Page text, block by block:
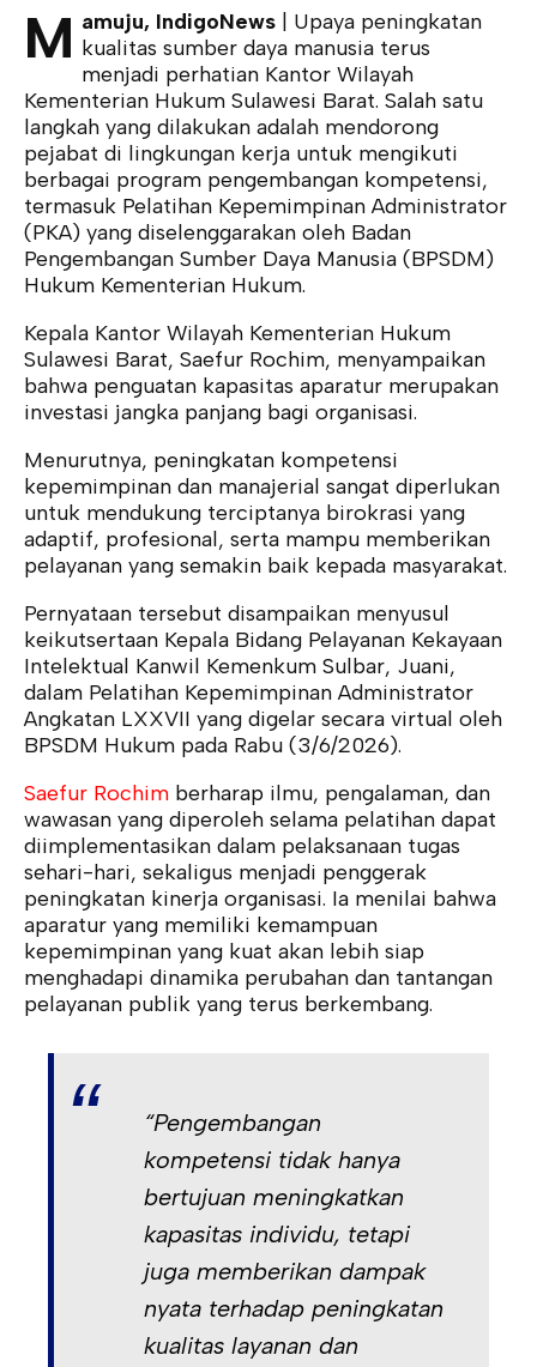
M amuju, IndigoNews | Upaya peningkatan
kualitas sumber daya manusia terus
menjadi perhatian Kantor Wilayah
Kementerian Hukum Sulawesi Barat. Salah satu
langkah yang dilakukan adalah mendorong
pejabat di lingkungan kerja untuk mengikuti
berbagai program pengembangan kompetensi,
termasuk Pelatihan Kepemimpinan Administrator
(PKA) yang diselenggarakan oleh Badan
Pengembangan Sumber Daya Manusia (BPSDM)
Hukum Kementerian Hukum.
Kepala Kantor Wilayah Kementerian Hukum
Sulawesi Barat, Saefur Rochim, menyampaikan
bahwa penguatan kapasitas aparatur merupakan
investasi jangka panjang bagi organisasi.
Menurutnya, peningkatan kompetensi
kepemimpinan dan manajerial sangat diperlukan
untuk mendukung terciptanya birokrasi yang
adaptif, profesional, serta mampu memberikan
pelayanan yang semakin baik kepada masyarakat.
Pernyataan tersebut disampaikan menyusul
keikutsertaan Kepala Bidang Pelayanan Kekayaan
Intelektual Kanwil Kemenkum Sulbar, Juani,
dalam Pelatihan Kepemimpinan Administrator
Angkatan LXXVII yang digelar secara virtual oleh
BPSDM Hukum pada Rabu (3/6/2026).
Saefur Rochim berharap ilmu, pengalaman, dan
wawasan yang diperoleh selama pelatihan dapat
diimplementasikan dalam pelaksanaan tugas
sehari-hari, sekaligus menjadi penggerak
peningkatan kinerja organisasi. Ia menilai bahwa
aparatur yang memiliki kemampuan
kepemimpinan yang kuat akan lebih siap
menghadapi dinamika perubahan dan tantangan
pelayanan publik yang terus berkembang.
“Pengembangan
kompetensi tidak hanya
bertujuan meningkatkan
kapasitas individu, tetapi
juga memberikan dampak
nyata terhadap peningkatan
kualitas layanan dan